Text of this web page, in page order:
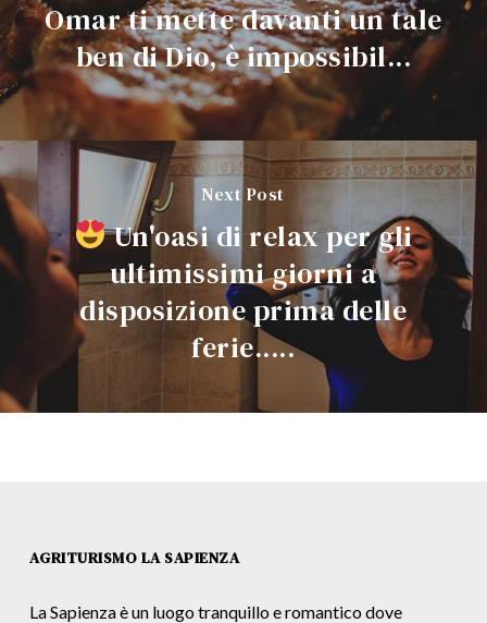
Omar ti mette davanti un tale
ben di Dio, è impossibil...
Next Post
Un'oasi di relax per gli
ultimissimi giorni a
disposizione prima delle
ferie.....
AGRITURISMO LA SAPIENZA
La Sapienza è un luogo tranquillo e romantico dove